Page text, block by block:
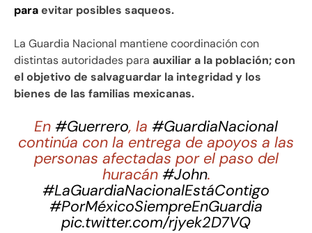
paraevitar posibles saqueos.
La Guardia Nacional mantiene coordinación con
distintas autoridades para auxiliar a la población; con
el objetivo de salvaguardar la integridad y los
bienes de las familias mexicanas.
En #Guerrero, la #GuardiaNacional
continúa con la entrega de apoyos a las
personas afectadas por el paso del
huracán #John.
#LaGuardiaNacionalEstáContigo
#PorMéxicoSiempreEnGuardia
pic.twitter.com/rjyek2D7VQ